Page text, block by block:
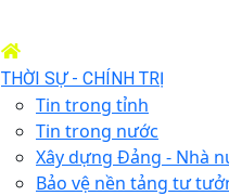
THỜI SỰ - CHÍNH TRỊ
Tin trong tỉnh
Tin trong nước
Xây dựng Đảng - Nhà
Bảo vệ nền tảng tư